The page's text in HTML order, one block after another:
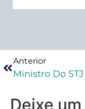
Anterior
Deixe